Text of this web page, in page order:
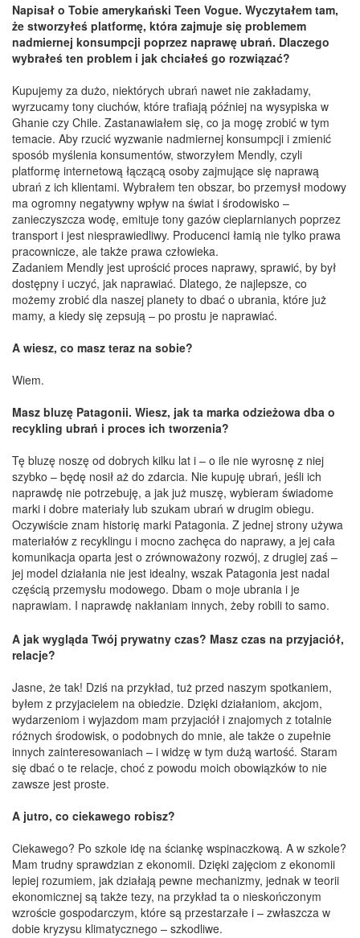
Napisał o Tobie amerykański Teen Vogue. Wyczytałem tam,
że stworzyłeś platformę, która zajmuje się problemem
nadmiernej konsumpcji poprzez naprawę ubrań. Dlaczego
wybrałeś ten problem i jak chciałeś go rozwiązać?
Kupujemy za dużo, niektórych ubrań nawet nie zakładamy,
wyrzucamy tony ciuchów, które trafiają później na wysypiska w
Ghanie czy Chile. Zastanawiałem się, co ja mogę zrobić w tym
temacie. Aby rzucić wyzwanie nadmiernej konsumpcji i zmienić
sposób myślenia konsumentów, stworzyłem Mendly, czyli
platformę internetową łączącą osoby zajmujące się naprawą
ubrań z ich klientami. Wybrałem ten obszar, bo przemysł modowy
ma ogromny negatywny wpływ na świat i środowisko –
zanieczyszcza wodę, emituje tony gazów cieplarnianych poprzez
transport i jest niesprawiedliwy. Producenci łamią nie tylko prawa
pracownicze, ale także prawa człowieka.
Zadaniem Mendly jest uprościć proces naprawy, sprawić, by był
dostępny i uczyć, jak naprawiać. Dlatego, że najlepsze, co
możemy zrobić dla naszej planety to dbać o ubrania, które już
mamy, a kiedy się zepsują – po prostu je naprawiać.
A wiesz, co masz teraz na sobie?
Wiem.
Masz bluzę Patagonii. Wiesz, jak ta marka odzieżowa dba o
recykling ubrań i proces ich tworzenia?
Tę bluzę noszę od dobrych kilku lat i – o ile nie wyrosnę z niej
szybko – będę nosił aż do zdarcia. Nie kupuję ubrań, jeśli ich
naprawdę nie potrzebuję, a jak już muszę, wybieram świadome
marki i dobre materiały lub szukam ubrań w drugim obiegu.
Oczywiście znam historię marki Patagonia. Z jednej strony używa
materiałów z recyklingu i mocno zachęca do naprawy, a jej cała
komunikacja oparta jest o zrównoważony rozwój, z drugiej zaś –
jej model działania nie jest idealny, wszak Patagonia jest nadal
częścią przemysłu modowego. Dbam o moje ubrania i je
naprawiam. I naprawdę nakłaniam innych, żeby robili to samo.
A jak wygląda Twój prywatny czas? Masz czas na przyjaciół,
relacje?
Jasne, że tak! Dziś na przykład, tuż przed naszym spotkaniem,
byłem z przyjacielem na obiedzie. Dzięki działaniom, akcjom,
wydarzeniom i wyjazdom mam przyjaciół i znajomych z totalnie
różnych środowisk, o podobnych do mnie, ale także o zupełnie
innych zainteresowaniach – i widzę w tym dużą wartość. Staram
się dbać o te relacje, choć z powodu moich obowiązków to nie
zawsze jest proste.
A jutro, co ciekawego robisz?
Ciekawego? Po szkole idę na ściankę wspinaczkową. A w szkole?
Mam trudny sprawdzian z ekonomii. Dzięki zajęciom z ekonomii
lepiej rozumiem, jak działają pewne mechanizmy, jednak w teorii
ekonomicznej są także tezy, na przykład ta o nieskończonym
wzroście gospodarczym, które są przestarzałe i – zwłaszcza w
dobie kryzysu klimatycznego – szkodliwe.